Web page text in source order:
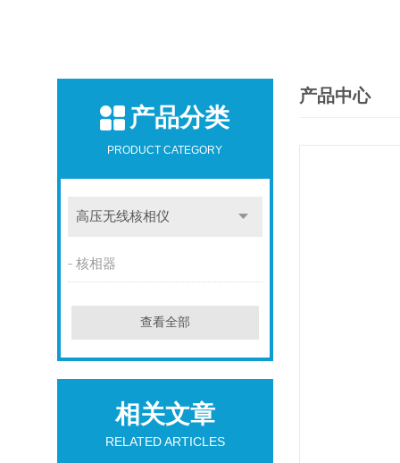
产品分类
PRODUCT CATEGORY
高压无线核相仪
核相器
查看全部
相关文章
RELATED ARTICLES
产品中心